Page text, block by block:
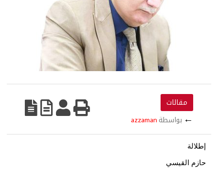
مقالات
← بواسطة azzaman
إطلالة
حازم القيسي